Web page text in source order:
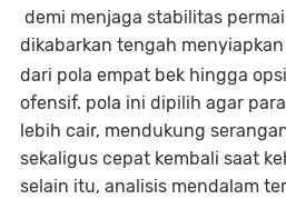
demi menjaga stabilitas
dikabarkan tengah menyiapkan
dari pola empat bek hingga
ofensif. pola ini dipilih agar
lebih cair, mendukung
sekaligus cepat kembali saat
selain itu, analisis mendalam